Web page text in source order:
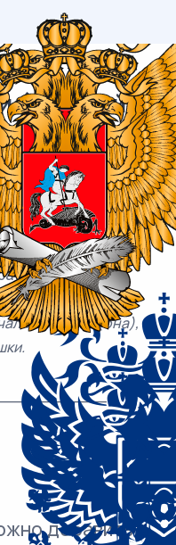
(типовой)
/ 08
слово«она»в
нормы
языка.
и, кроме (она),
добавить в